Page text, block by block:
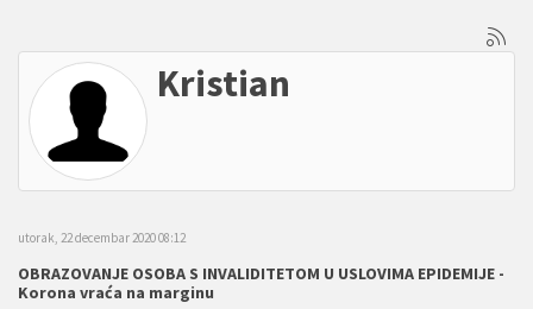
Kristian
utorak, 22 decembar 2020 08:12
OBRAZOVANJE OSOBA S INVALIDITETOM U USLOVIMA EPIDEMIJE -
Korona vraća na marginu